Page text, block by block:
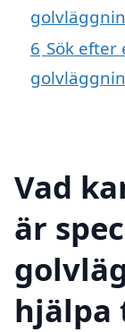
6 Sök efter
Vad
är
hjälpa